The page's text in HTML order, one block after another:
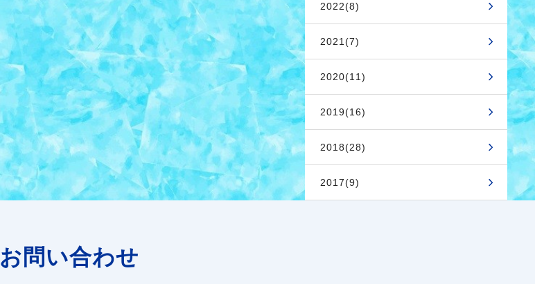
2022(8)
2021(7)
2020(11)
2019(16)
2018(28)
2017(9)
お問い合わせ